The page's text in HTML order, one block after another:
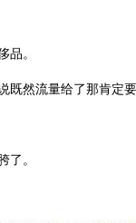
品。
然流量给了那肯定
了。